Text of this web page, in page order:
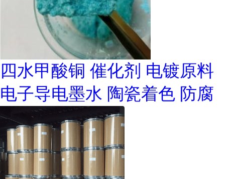
四水甲酸铜 催化剂 电镀原料
电子导电墨水 陶瓷着色 防腐